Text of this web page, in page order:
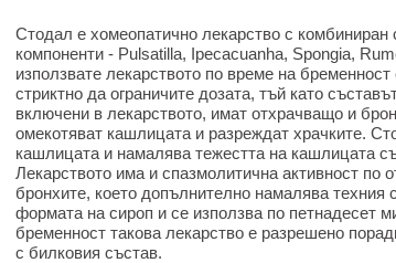
Стодал е хомеопатично лекарство с комбиниран
компоненти - Pulsatilla, Ipecacuanha, Spongia,
използвате лекарството по време на
стриктно да ограничите дозата, тъй като
включени в лекарството, имат отхрачващо и
омекотяват кашлицата и разреждат храчките.
кашлицата и намалява тежестта на кашлицата
Лекарството има и спазмолитична активност по
бронхите, което допълнително намалява техния
формата на сироп и се използва по петнадесет
бременност такова лекарство е разрешено
с билковия състав.